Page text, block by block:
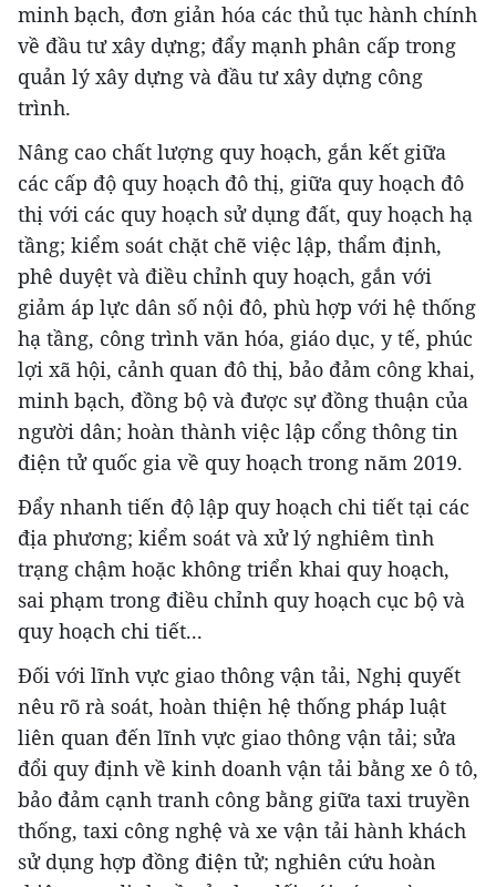
minh bạch, đơn giản hóa các thủ tục hành chính
về đầu tư xây dựng; đẩy mạnh phân cấp trong
quản lý xây dựng và đầu tư xây dựng công
trình.
Nâng cao chất lượng quy hoạch, gắn kết giữa
các cấp độ quy hoạch đô thị, giữa quy hoạch đô
thị với các quy hoạch sử dụng đất, quy hoạch hạ
tầng; kiểm soát chặt chẽ việc lập, thẩm định,
phê duyệt và điều chỉnh quy hoạch, gắn với
giảm áp lực dân số nội đô, phù hợp với hệ thống
hạ tầng, công trình văn hóa, giáo dục, y tế, phúc
lợi xã hội, cảnh quan đô thị, bảo đảm công khai,
minh bạch, đồng bộ và được sự đồng thuận của
người dân; hoàn thành việc lập cổng thông tin
điện tử quốc gia về quy hoạch trong năm 2019.
Đẩy nhanh tiến độ lập quy hoạch chi tiết tại các
địa phương; kiểm soát và xử lý nghiêm tình
trạng chậm hoặc không triển khai quy hoạch,
sai phạm trong điều chỉnh quy hoạch cục bộ và
quy hoạch chi tiết...
Đối với lĩnh vực giao thông vận tải, Nghị quyết
nêu rõ rà soát, hoàn thiện hệ thống pháp luật
liên quan đến lĩnh vực giao thông vận tải; sửa
đổi quy định về kinh doanh vận tải bằng xe ô tô,
bảo đảm cạnh tranh công bằng giữa taxi truyền
thống, taxi công nghệ và xe vận tải hành khách
sử dụng hợp đồng điện tử; nghiên cứu hoàn